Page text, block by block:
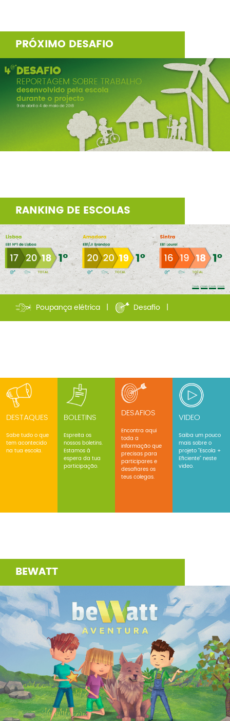
PRÓXIMO DESAFIO
RANKING DE ESCOLAS
Poupança elétrica | Desafio |
DESTAQUES
Sabe tudo o que
tem acontecido
na tua escola.
BOLETINS
Espreita os
nossos boletins.
Estamos à
espera da tua
participação.
DESAFIOS
Encontra aqui
toda a
informação que
precisas para
participares e
desafiares os
teus colegas.
VIDEO
Saiba um pouco
mais sobre o
projeto "Escola +
Eficiente" neste
video.
BEWATT